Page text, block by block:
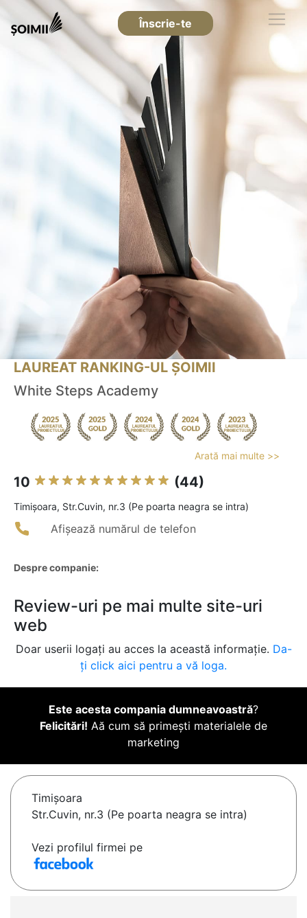
Înscrie-te
LAUREAT RANKING-UL ȘOIMII
White Steps Academy
Arată mai multe >>
10 (44)
Timişoara, Str.Cuvin, nr.3 (Pe poarta neagra se intra)
Afișează numărul de telefon
Despre companie:
Review-uri pe mai multe site-uri
web
Doar userii logați au acces la această informație. Da-
ți click aici pentru a vă loga.
Este acesta compania dumneavoastră?
Felicitări! Aă cum să primești materialele de
marketing
Timişoara
Str.Cuvin, nr.3 (Pe poarta neagra se intra)
Vezi profilul firmei pe